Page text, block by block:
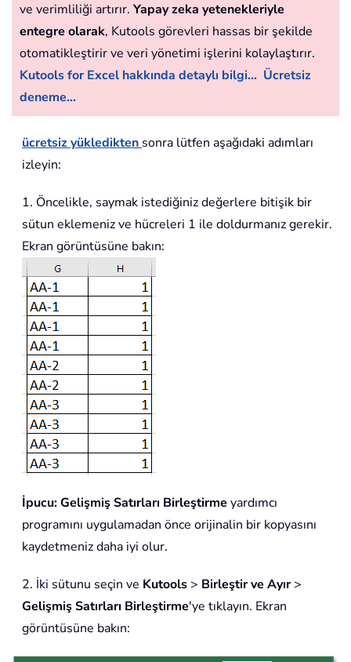
ve verimliliği artırır. Yapay zeka yetenekleriyle
entegre olarak, Kutools görevleri hassas bir şekilde
otomatikleştirir ve veri yönetimi işlerini kolaylaştırır.
Kutools for Excel hakkında detaylı bilgi... Ücretsiz
deneme...
ücretsiz yükledikten sonra lütfen aşağıdaki adımları
izleyin:
1. Öncelikle, saymak istediğiniz değerlere bitişik bir
sütun eklemeniz ve hücreleri 1 ile doldurmanız gerekir.
Ekran görüntüsüne bakın:
İpucu:Gelişmiş Satırları Birleştirme yardımcı
programını uygulamadan önce orijinalin bir kopyasını
kaydetmeniz daha iyi olur.
2. İki sütunu seçin ve Kutools > Birleştir ve Ayır>
Gelişmiş Satırları Birleştirme'ye tıklayın. Ekran
görüntüsüne bakın: